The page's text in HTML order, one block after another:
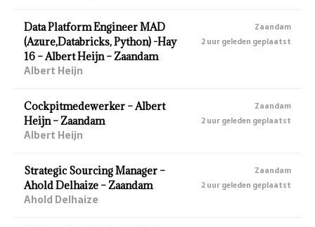
Data Platform Engineer MAD
(Azure,Databricks, Python) -Hay
16 – Albert Heijn – Zaandam
Albert Heijn
Zaandam
2 uur geleden geplaatst
Cockpitmedewerker – Albert
Heijn – Zaandam
Albert Heijn
Zaandam
2 uur geleden geplaatst
Strategic Sourcing Manager –
Ahold Delhaize – Zaandam
Ahold Delhaize
Zaandam
2 uur geleden geplaatst